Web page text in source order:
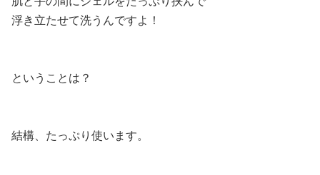
浮き立たせて洗うんですよ！
ということは？
結構、たっぷり使います。